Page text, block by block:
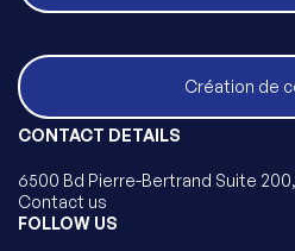
Création de
CONTACT DETAILS
6500 Bd Pierre-Bertrand Suite
Contact us
FOLLOW US